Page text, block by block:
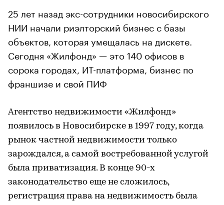
25 лет назад экс-сотрудники новосибирского
НИИ начали риэлторский бизнес с базы
объектов, которая умещалась на дискете.
Сегодня «Жилфонд» — это 140 офисов в
сорока городах, ИТ-платформа, бизнес по
франшизе и свой ПИФ
Агентство недвижимости «Жилфонд»
появилось в Новосибирске в 1997 году, когда
рынок частной недвижимости только
зарождался, а самой востребованной услугой
была приватизация. В конце 90-х
законодательство еще не сложилось,
регистрация права на недвижимость была